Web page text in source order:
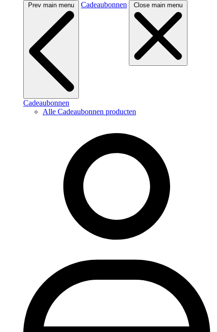
Prev main menu Cadeaubonnen Close main menu
Cadeaubonnen
Alle Cadeaubonnen producten